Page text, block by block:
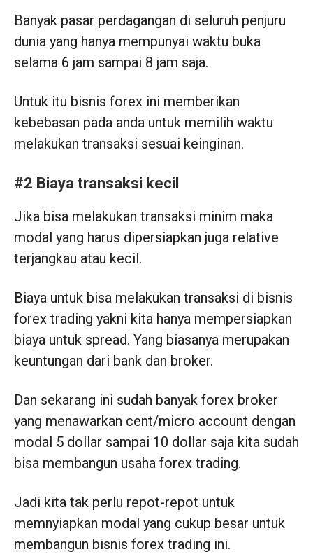
Banyak pasar perdagangan di seluruh penjuru
dunia yang hanya mempunyai waktu buka
selama 6 jam sampai 8 jam saja.
Untuk itu bisnis forex ini memberikan
kebebasan pada anda untuk memilih waktu
melakukan transaksi sesuai keinginan.
#2 Biaya transaksi kecil
Jika bisa melakukan transaksi minim maka
modal yang harus dipersiapkan juga relative
terjangkau atau kecil.
Biaya untuk bisa melakukan transaksi di bisnis
forex trading yakni kita hanya mempersiapkan
biaya untuk spread. Yang biasanya merupakan
keuntungan dari bank dan broker.
Dan sekarang ini sudah banyak forex broker
yang menawarkan cent/micro account dengan
modal 5 dollar sampai 10 dollar saja kita sudah
bisa membangun usaha forex trading.
Jadi kita tak perlu repot-repot untuk
memnyiapkan modal yang cukup besar untuk
membangun bisnis forex trading ini.